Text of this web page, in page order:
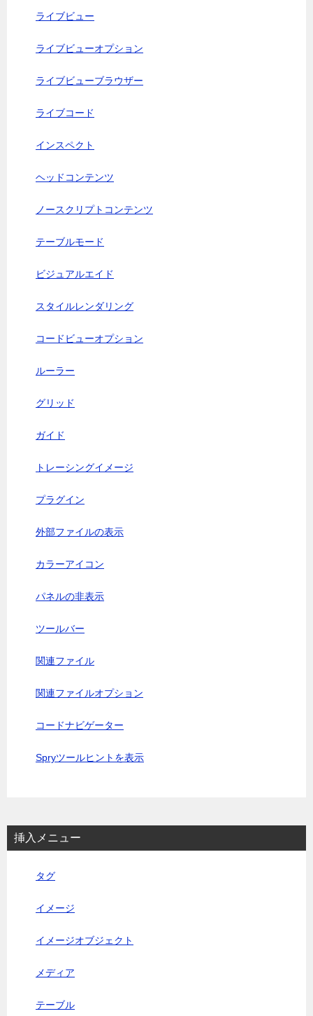
ライブビュー
ライブビューオプション
ライブビューブラウザー
ライブコード
インスペクト
ヘッドコンテンツ
ノースクリプトコンテンツ
テーブルモード
ビジュアルエイド
スタイルレンダリング
コードビューオプション
ルーラー
グリッド
ガイド
トレーシングイメージ
プラグイン
外部ファイルの表示
カラーアイコン
パネルの非表示
ツールバー
関連ファイル
関連ファイルオプション
コードナビゲーター
Spryツールヒントを表示
挿入メニュー
タグ
イメージ
イメージオブジェクト
メディア
テーブル